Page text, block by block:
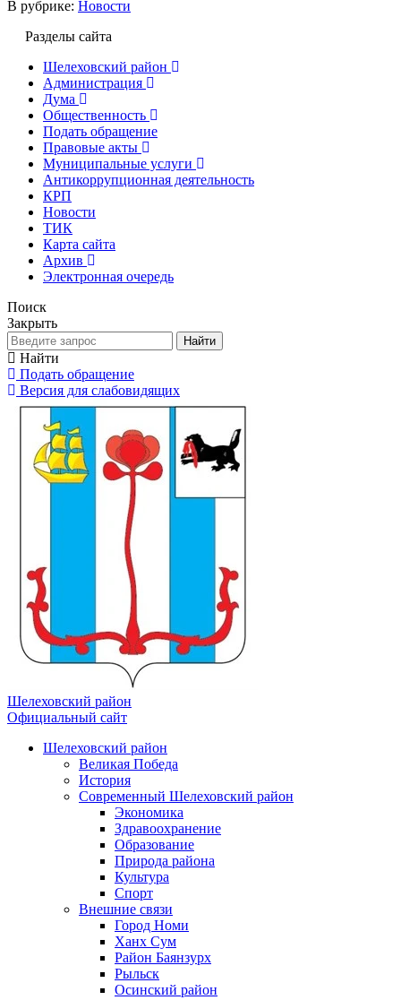
В рубрике: Новости
Разделы сайта
Шелеховский район
Администрация
Дума
Общественность
Подать обращение
Правовые акты
Муниципальные услуги
Антикоррупционная деятельность
КРП
Новости
ТИК
Карта сайта
Архив
Электронная очередь
Поиск
Закрыть
Найти
Найти
Подать обращение
Версия для слабовидящих
Шелеховский район
Официальный сайт
Шелеховский район
Великая Победа
История
Современный Шелеховский район
Экономика
Здравоохранение
Образование
Природа района
Культура
Спорт
Внешние связи
Город Номи
Ханх Сум
Район Баянзурх
Рыльск
Осинский район